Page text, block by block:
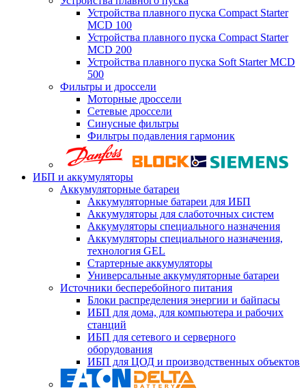
Устройства плавного пуска Compact Starter
MCD 100
Устройства плавного пуска Compact Starter
MCD 200
Устройства плавного пуска Soft Starter MCD
500
Фильтры и дроссели
Моторные дроссели
Сетевые дроссели
Синусные фильтры
Фильтры подавления гармоник
ИБП и аккумуляторы
Аккумуляторные батареи
Аккумуляторные батареи для ИБП
Аккумуляторы для слаботочных систем
Аккумуляторы специального назначения
Аккумуляторы специального назначения,
технология GEL
Стартерные аккумуляторы
Универсальные аккумуляторные батареи
Источники бесперебойного питания
Блоки распределения энергии и байпасы
ИБП для дома, для компьютера и рабочих
станций
ИБП для сетевого и серверного
оборудования
ИБП для ЦОД и производственных объектов